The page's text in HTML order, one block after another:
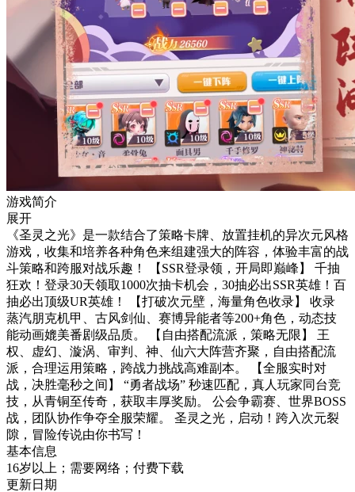
游戏简介
展开
《圣灵之光》是一款结合了策略卡牌、放置挂机的异次元风格
游戏，收集和培养各种角色来组建强大的阵容，体验丰富的战
斗策略和跨服对战乐趣！ 【SSR登录领，开局即巅峰】 千抽
狂欢！登录30天领取1000次抽卡机会，30抽必出SSR英雄！百
抽必出顶级UR英雄！ 【打破次元壁，海量角色收录】 收录
蒸汽朋克机甲、古风剑仙、赛博异能者等200+角色，动态技
能动画媲美番剧级品质。 【自由搭配流派，策略无限】 王
权、虚幻、漩涡、审判、神、仙六大阵营齐聚，自由搭配流
派，合理运用策略，跨战力挑战高难副本。 【全服实时对
战，决胜毫秒之间】 “勇者战场” 秒速匹配，真人玩家同台竞
技，从青铜至传奇，获取丰厚奖励。 公会争霸赛、世界BOSS
战，团队协作争夺全服荣耀。 圣灵之光，启动！跨入次元裂
隙，冒险传说由你书写！
基本信息
16岁以上；需要网络；付费下载
更新日期